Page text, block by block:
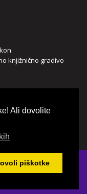
knjižnično gradivo
| Spletni piškotki
Ali dovolite
piškotke